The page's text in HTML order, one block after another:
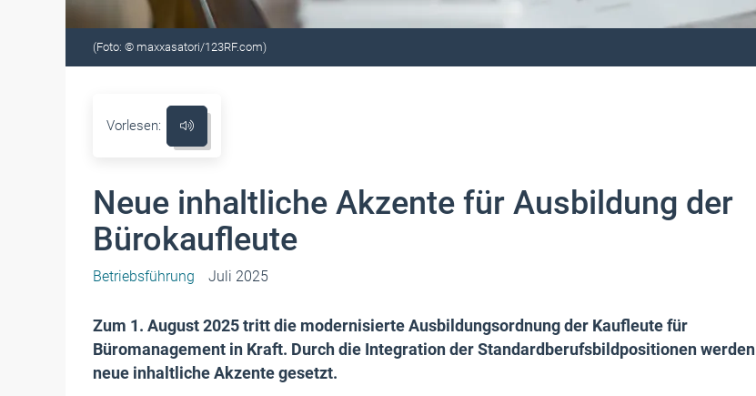
(Foto: © maxxasatori/123RF.com)
Vorlesen:
Neue inhaltliche Akzente für Ausbildung der
Bürokaufleute
Betriebsführung Juli 2025
Zum 1. August 2025 tritt die modernisierte Ausbildungsordnung der Kaufleute für
Büromanagement in Kraft. Durch die Integration der Standardberufsbildpositionen werden
neue inhaltliche Akzente gesetzt.